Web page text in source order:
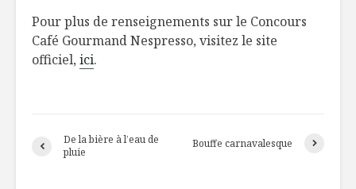
Pour plus de renseignements sur le Concours
Café Gourmand Nespresso, visitez le site
officiel, ici.
De la bière à l’eau de
pluie
Bouffe carnavalesque